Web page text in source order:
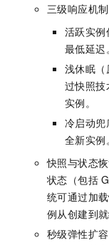
三级响应机制
活跃实
最低延迟。
浅休眠（
过快照技
实例。
冷启动兜
全新实例。
快照与状态
状态（包括
统可通过加
例从创建到就
秒级弹性扩